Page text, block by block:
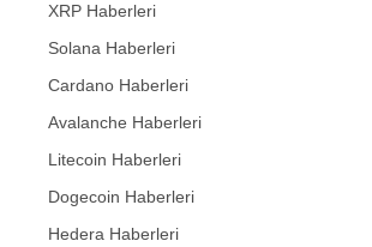
XRP Haberleri
Solana Haberleri
Cardano Haberleri
Avalanche Haberleri
Litecoin Haberleri
Dogecoin Haberleri
Hedera Haberleri